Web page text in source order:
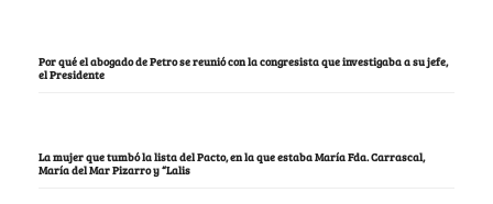
Por qué el abogado de Petro se reunió con la congresista que investigaba a su jefe,
el Presidente
La mujer que tumbó la lista del Pacto, en la que estaba María Fda. Carrascal,
María del Mar Pizarro y “Lalis